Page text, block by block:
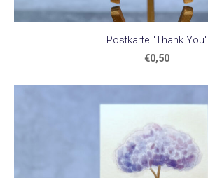
Postkarte "Thank You"
€0,50